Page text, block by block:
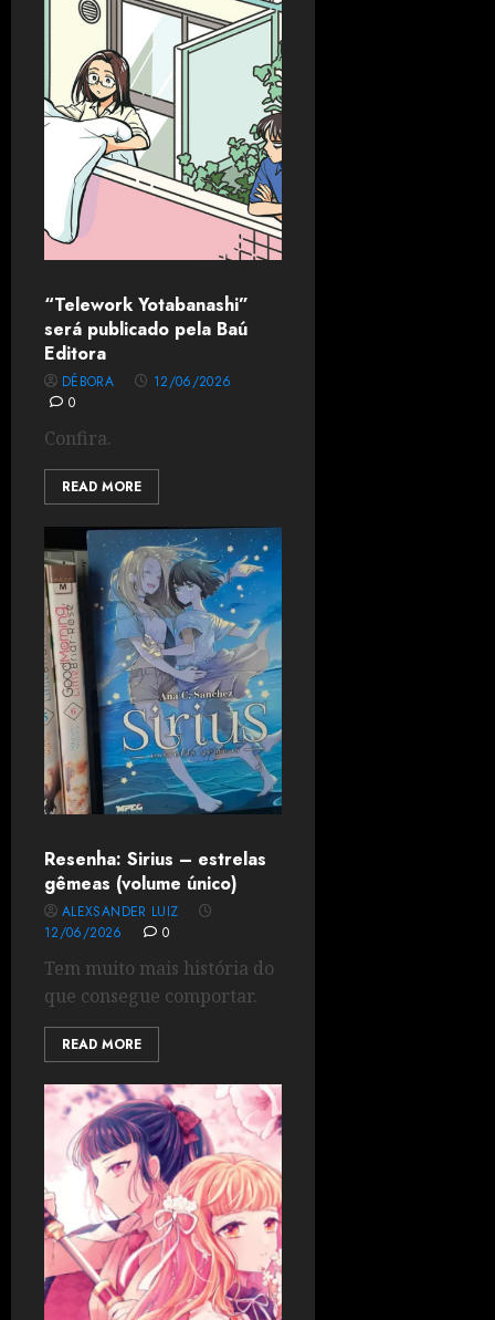
“Telework Yotabanashi”
será publicado pela Baú
Editora
DÉBORA
12/06/2026
0
Confira.
READ MORE
Resenha: Sirius – estrelas
gêmeas (volume único)
ALEXSANDER LUIZ
12/06/2026
0
Tem muito mais história do
que consegue comportar.
READ MORE